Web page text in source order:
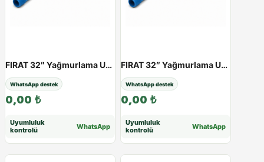
FIRAT 32″ Yağmurlama Uzatma Borusu (Mavi) | 25 - 100 cm - 33cm
WhatsApp destek
0,00 ₺
Uyumluluk
kontrolü
WhatsApp
FIRAT 32″ Yağmurlama Uzatma Borusu (Mavi) | 25 - 100 cm - 40cm
WhatsApp destek
0,00 ₺
Uyumluluk
kontrolü
WhatsApp